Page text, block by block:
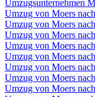
Umzugsunternehmen
Umzug von Moers
Umzug von Moers
Umzug von Moers
Umzug von Moers
Umzug von Moers
Umzug von Moers
Umzug von Moers
Umzug von Moers